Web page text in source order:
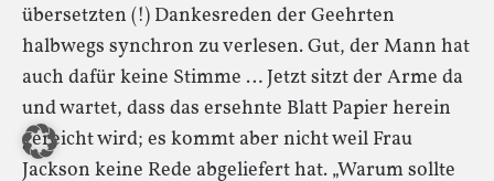
übersetzten (!) Dankesreden der Geehrten
halbwegs synchron zu verlesen. Gut, der Mann hat
auch dafür keine Stimme … Jetzt sitzt der Arme da
und wartet, dass das ersehnte Blatt Papier herein
gereicht wird; es kommt aber nicht weil Frau
Jackson keine Rede abgeliefert hat. „Warum sollte